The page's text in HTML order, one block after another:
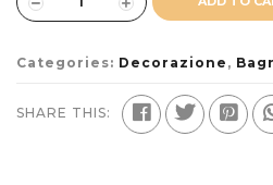
Categories: Decorazione ,
SHARE THIS: